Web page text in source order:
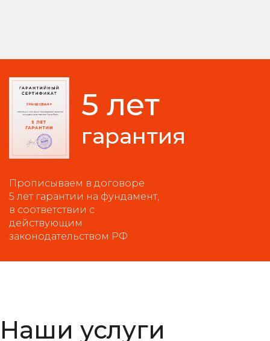
5 лет
гарантия
Прописываем в договоре
5 лет гарантии на фундамент,
в соответствии с
действующим
законодательством РФ
Наши услуги